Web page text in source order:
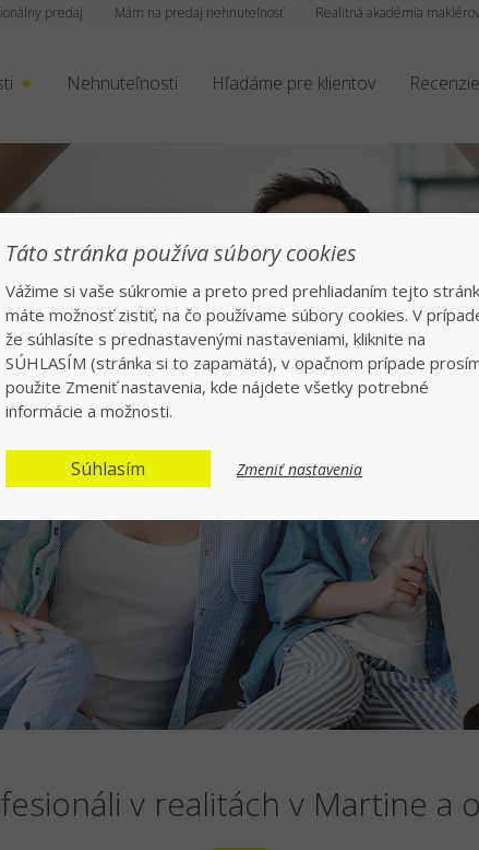
Realitná akadémia maklérov
Mám na predaj nehnuteľnosť
predaj
Nehnuteľnosti Hľadáme pre klientov Recenzie
Realitná
Martin
Overená realitka skutočnými klientmi
v realitách v Martine a
Táto stránka používa súbory cookies
Vážime si vaše súkromie a preto pred prehliadaním tejto
máte možnosť zistiť, na čo používame súbory cookies. V
že súhlasíte s prednastavenými nastaveniami, kliknite na
SÚHLASÍM (stránka si to zapamätá), v opačnom prípade
použite Zmeniť nastavenia, kde nájdete všetky potrebné
informácie a možnosti.
Súhlasím Zmeniť nastavenia